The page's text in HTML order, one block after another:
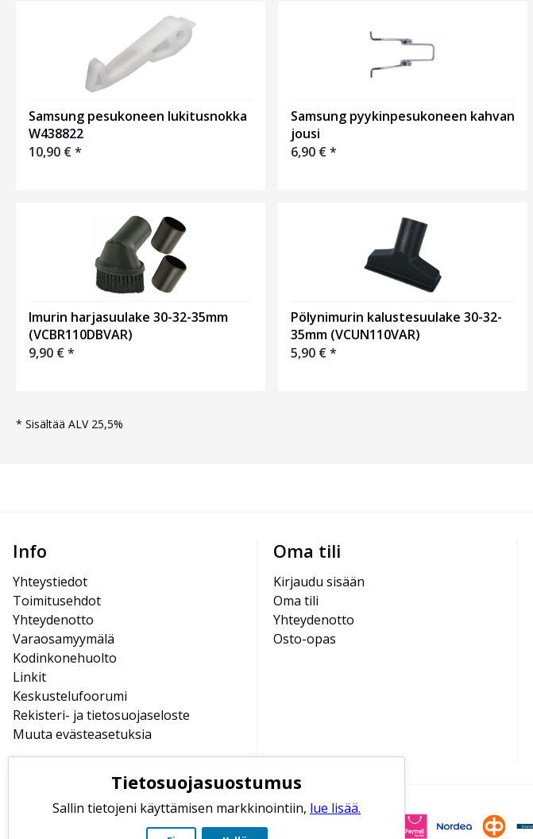
Samsung pesukoneen lukitusnokka
W438822
10,90 €*
Samsung pyykinpesukoneen kahvan
jousi
6,90 €*
Imurin harjasuulake 30-32-35mm
(VCBR110DBVAR)
9,90 €*
Pölynimurin kalustesuulake 30-32-
35mm (VCUN110VAR)
5,90 €*
* Sisältää ALV 25,5%
Info
Yhteystiedot
Toimitusehdot
Yhteydenotto
Varaosamyymälä
Kodinkonehuolto
Linkit
Keskustelufoorumi
Rekisteri- ja tietosuojaseloste
Muuta evästeasetuksia
Oma tili
Kirjaudu sisään
Oma tili
Yhteydenotto
Osto-opas
Tietosuojasuostumus
Sallin tietojeni käyttämisen markkinointiin, lue lisää.